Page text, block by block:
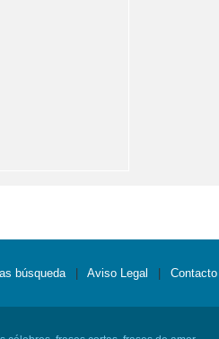
búsqueda Aviso Legal Contacto